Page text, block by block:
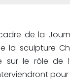
de la
la sculpture
sur le rôle de
pour